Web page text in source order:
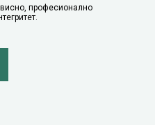
права задржани |
професионално